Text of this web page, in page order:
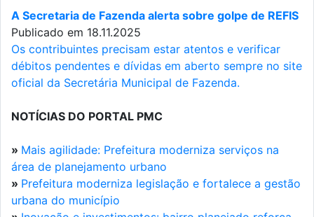
A Secretaria de Fazenda alerta sobre golpe de REFIS
Publicado em 18.11.2025
Os contribuintes precisam estar atentos e verificar
débitos pendentes e dívidas em aberto sempre no site
oficial da Secretária Municipal de Fazenda.
NOTÍCIAS DO PORTAL PMC
» Mais agilidade: Prefeitura moderniza serviços na
área de planejamento urbano
» Prefeitura moderniza legislação e fortalece a gestão
urbana do município